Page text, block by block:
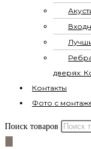
дверях:
Контакты
Фото с
Поиск товаров